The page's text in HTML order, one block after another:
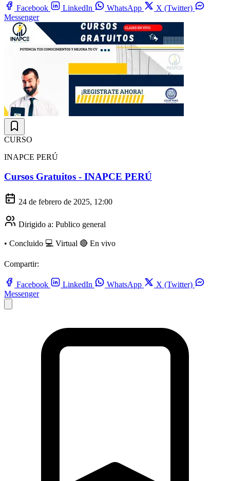
Facebook LinkedIn WhatsApp
X (Twitter)
Messenger
CURSO
INAPCE PERÚ
Cursos Gratuitos - INAPCE PERÚ
24 de febrero de 2025, 12:00
Dirigido a: Publico general
• Concluido 💻 Virtual 🔴 En vivo
Compartir:
Facebook LinkedIn WhatsApp
X (Twitter)
Messenger